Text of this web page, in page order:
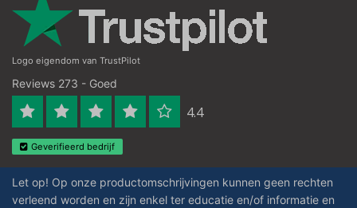
Logo eigendom van TrustPilot
Reviews 273 - Goed
4.4
Geverifieerd bedrijf
Let op! Op onze productomschrijvingen kunnen geen rechten
verleend worden en zijn enkel ter educatie en/of informatie en